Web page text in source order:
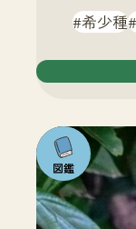
希少種
注目の
いきも
の